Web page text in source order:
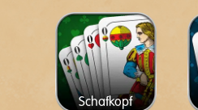
Schafkopf